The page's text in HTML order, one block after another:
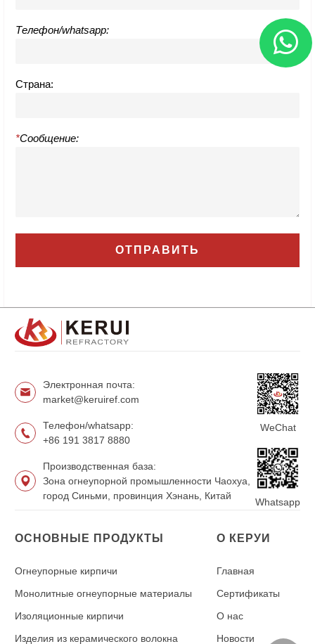
Телефон/whatsapp:
Страна:
*Сообщение:
Электронная почта:
market@keruiref.com
Телефон/whatsapp:
+86 191 3817 8880
Производственная база:
Зона огнеупорной промышленности Чаохуа,
город Синьми, провинция Хэнань, Китай
WeChat
Whatsapp
ОСНОВНЫЕ ПРОДУКТЫ
Огнеупорные кирпичи
Монолитные огнеупорные материалы
Изоляционные кирпичи
Изделия из керамического волокна
О КЕРУИ
Главная
Сертификаты
О нас
Новости